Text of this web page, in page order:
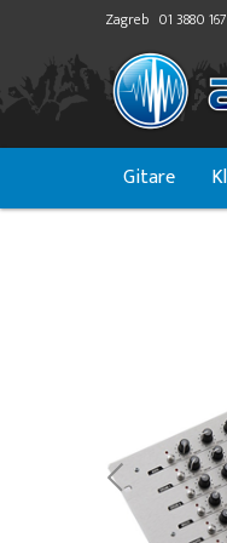
Zagreb 01 3880 167
Gitare